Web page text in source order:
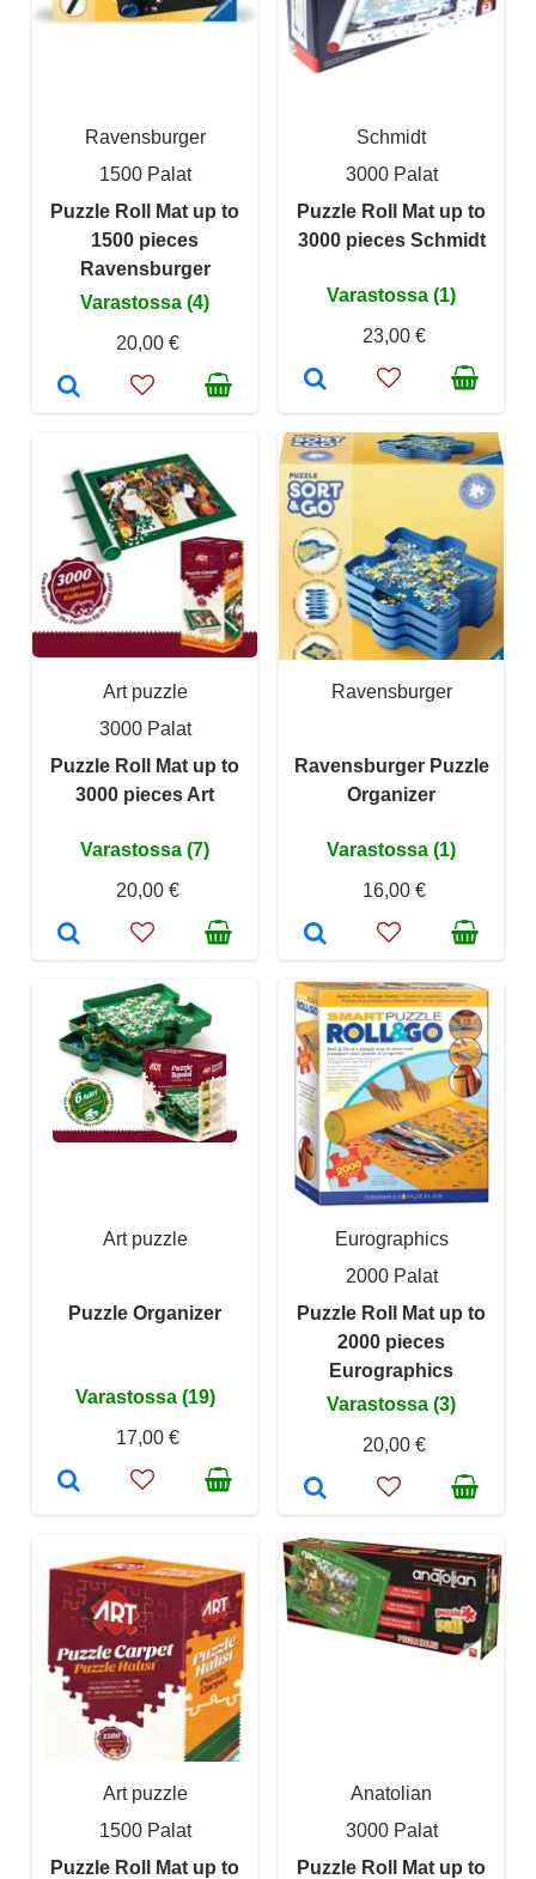
Ravensburger
1500 Palat
Puzzle Roll Mat up to
1500 pieces
Ravensburger
Varastossa (4)
20,00 €
Schmidt
3000 Palat
Puzzle Roll Mat up to
3000 pieces Schmidt
Varastossa (1)
23,00 €
Art puzzle
3000 Palat
Puzzle Roll Mat up to
3000 pieces Art
Varastossa (7)
20,00 €
Ravensburger
Ravensburger Puzzle
Organizer
Varastossa (1)
16,00 €
Art puzzle
Puzzle Organizer
Varastossa (19)
17,00 €
Eurographics
2000 Palat
Puzzle Roll Mat up to
2000 pieces
Eurographics
Varastossa (3)
20,00 €
Art puzzle
1500 Palat
Puzzle Roll Mat up to
Anatolian
3000 Palat
Puzzle Roll Mat up to